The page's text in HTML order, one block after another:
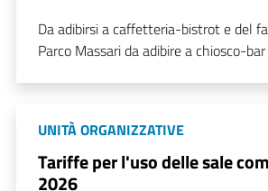
Da adibirsi a caffetteria-bistrot e del
Parco Massari da adibire a chiosco-bar
UNITÀ ORGANIZZATIVE
Tariffe per l'uso delle sale
2026